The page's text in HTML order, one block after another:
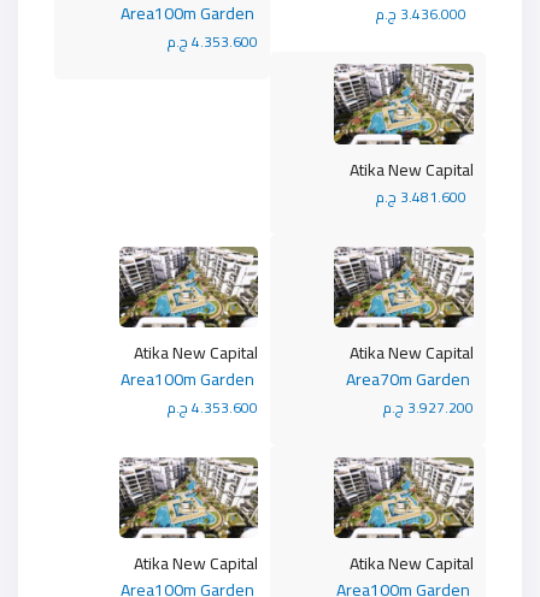
4.353.600 ج.م
Atika New Capital
Atika New Capital
4.353.600 ج.م
Atika New Capital
3.927.200 ج.م
Atika New Capital
Atika New Capital